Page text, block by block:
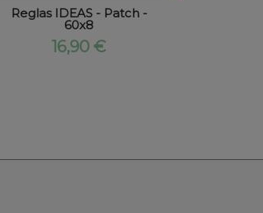
Reglas IDEAS - Patch -
60x8
16,90 €